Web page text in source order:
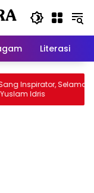
Literasi
Selamat
Idris